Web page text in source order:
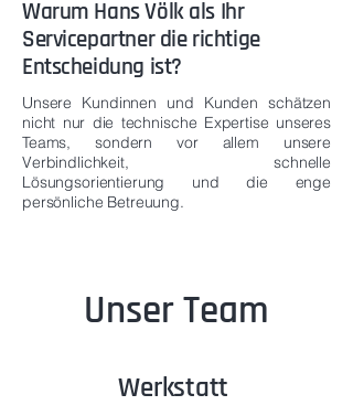
Warum Hans Völk als Ihr
Servicepartner die richtige
Entscheidung ist?
Unsere Kundinnen und Kunden schätzen
nicht nur die technische Expertise unseres
Teams, sondern vor allem unsere
Verbindlichkeit, schnelle
Lösungsorientierung und die enge
persönliche Betreuung.
Unser Team
Werkstatt